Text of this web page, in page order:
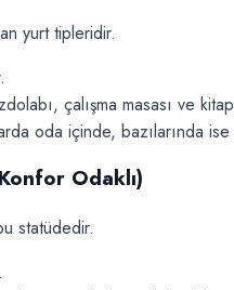
yurt tipleridir.
çalışma masası ve
oda içinde, bazılarında ise
Odaklı)
statüdedir.